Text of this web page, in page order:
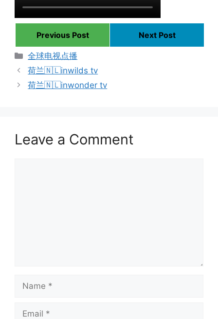
Previous Post
Next Post
Categories
全球电视点播
荷兰🇳🇱inwilds tv
荷兰🇳🇱inwonder tv
Leave a Comment